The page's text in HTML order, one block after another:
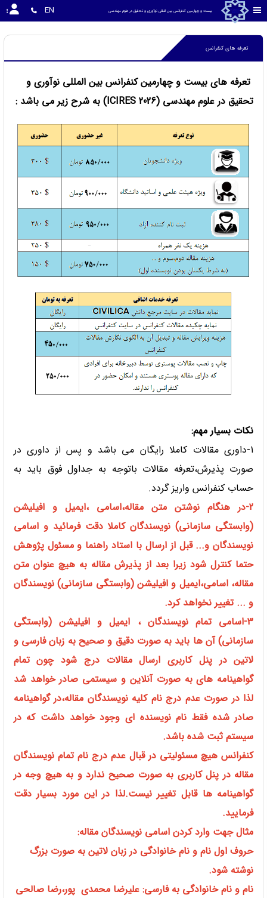
بیست و چهارمین کنفرانس بین المللی نوآوری و تحقیق در علوم مهندسی EN
تعرفه های کنفرانس
تعرفه های بیست و چهارمین کنفرانس بین المللی نوآوری و
تحقیق در علوم مهندسی (ICIRES 2026) به شرح زیر می باشد :
نکات بسیار مهم:
1-داوری مقالات کاملا رایگان می باشد و پس از داوری در
صورت پذیرش،تعرفه مقالات باتوجه به جداول فوق باید به
حساب کنفرانس واریز گردد.
2-در هنگام نوشتن متن مقاله،اسامی ،ایمیل و افیلیشن
(وابستگی سازمانی) نویسندگان کاملا دقت فرمائید و اسامی
نویسندگان و... قبل از ارسال با استاد راهنما و مسئول پژوهش
حتما کنترل شود زیرا بعد از پذیرش مقاله به هیچ عنوان متن
مقاله، اسامی،ایمیل و افیلیشن (وابستگی سازمانی) نویسندگان
و ... تغییر نخواهد کرد.
3-اسامی تمام نویسندگان ، ایمیل و افیلیشن (وابستگی
سازمانی) آن ها باید به صورت دقیق و صحیح به زبان فارسی و
لاتین در پنل کاربری ارسال مقالات درج شود چون تمام
گواهینامه های به صورت آنلاین و سیستمی صادر خواهد شد
لذا در صورت عدم درج نام کلیه نویسندگان مقاله،در گواهینامه
صادر شده فقط نام نویسنده ای وجود خواهد داشت که در
سیستم ثبت شده باشد.
کنفرانس هیچ مسئولیتی در قبال عدم درج نام تمام نویسندگان
مقاله در پنل کاربری به صورت صحیح ندارد و به هیچ وجه در
گواهینامه ها قابل تغییر نیست.لذا در این مورد بسیار دقت
فرمایید.
مثال جهت وارد کردن اسامی نویسندگان مقاله:
حروف اول نام و نام خانوادگی در زبان لاتین به صورت بزرگ
نوشته شود.
نام و نام خانوادگی به فارسی: علیرضا محمدی پور،رضا صالحی